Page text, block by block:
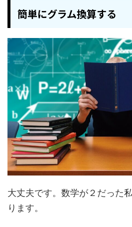
簡単にグラム換算する
大丈夫です。数学が２だった
ります。